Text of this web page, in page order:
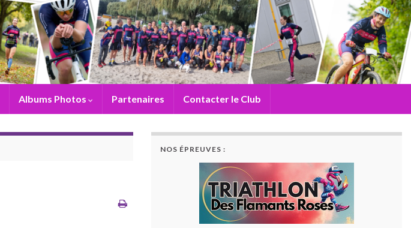
Albums Photos Partenaires Contacter le Club
NOS ÉPREUVES :